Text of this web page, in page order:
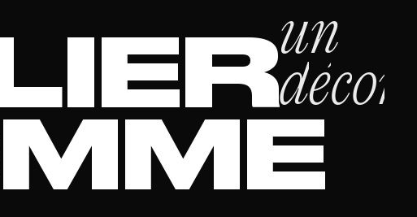
IERun
décor
MME